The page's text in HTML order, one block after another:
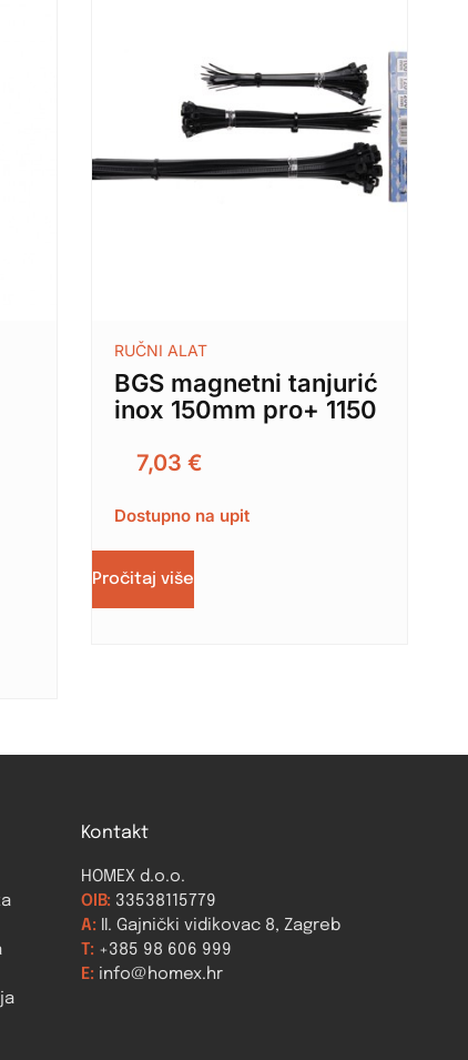
RUČNI ALAT
BGS magnetni tanjurić
inox 150mm pro+ 1150
7,03 €
Dostupno na upit
Pročitaj više
Kontakt
HOMEX d.o.o.
OIB: 33538115779
A: II. Gajnički vidikovac 8, Zagreb
T: +385 98 606 999
E: info@homex.hr